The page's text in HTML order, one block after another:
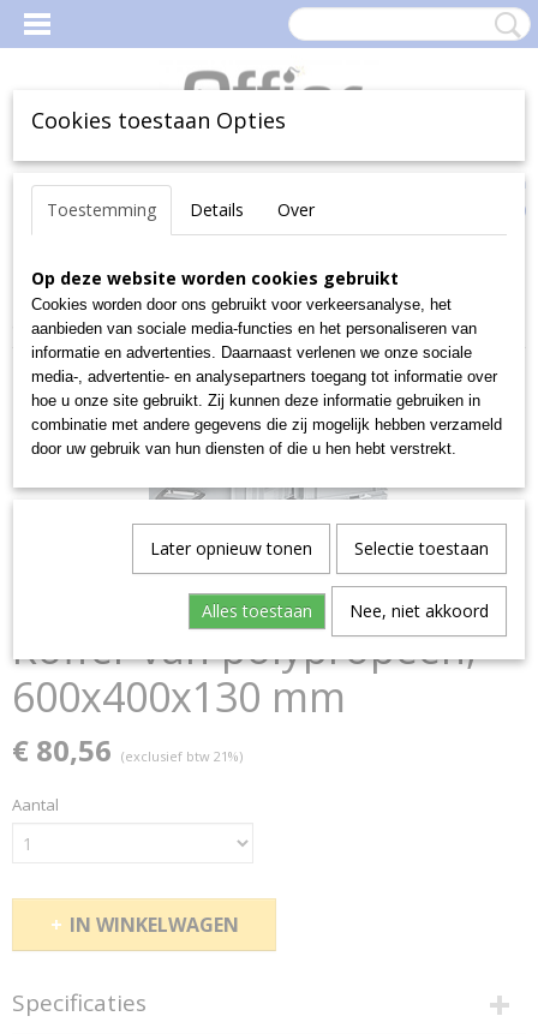
Inloggen Registreren
Uw Winkelwagen
(0)
Home >Magazijn>MagazijnBakken en -Boxen>
Magazijnbakken>Euro-fix-bakken>Deksels, verzegelen,
afsluiten>Koffer van polypropeen, 600x400x130 mm
Koffer van polypropeen,
600x400x130 mm
€ 80,56 (exclusief btw 21%)
Aantal
IN WINKELWAGEN
Specificaties
Cookies toestaan Opties
Toestemming Details Over
Op deze website worden cookies gebruikt
Cookies worden door ons gebruikt voor verkeersanalyse, het
aanbieden van sociale media-functies en het personaliseren van
informatie en advertenties. Daarnaast verlenen we onze sociale
media-, advertentie- en analysepartners toegang tot informatie over
hoe u onze site gebruikt. Zij kunnen deze informatie gebruiken in
combinatie met andere gegevens die zij mogelijk hebben verzameld
door uw gebruik van hun diensten of die u hen hebt verstrekt.
Later opnieuw tonen Selectie toestaan
Alles toestaan Nee, niet akkoord